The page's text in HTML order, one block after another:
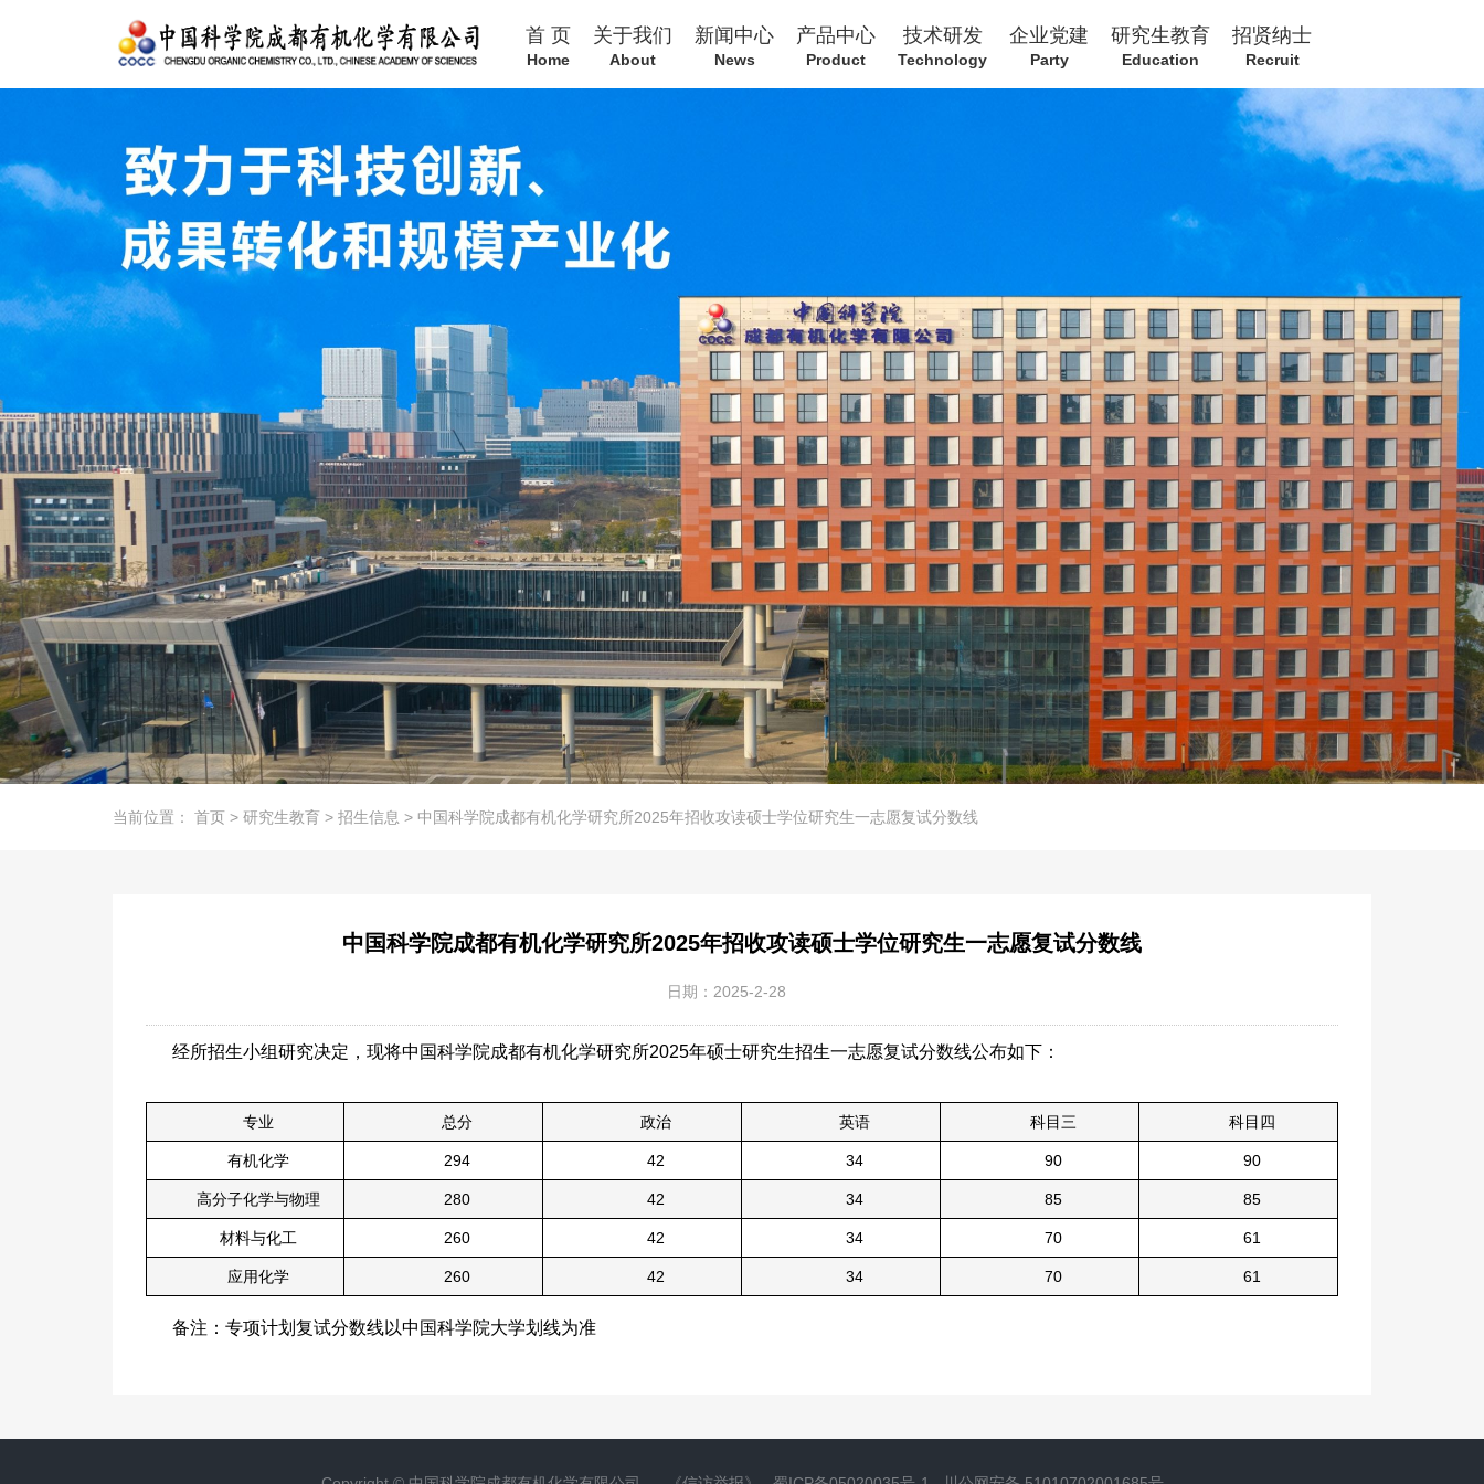
首 页
Home
关于我们
About
新闻中心
News
产品中心
Product
技术研发
Technology
企业党建
Party
研究生教育
Education
招贤纳士
Recruit
当前位置： 首页 > 研究生教育 > 招生信息 > 中国科学院成都有机化学研究所2025年招收攻读硕士学位研究生一志愿复试分数线
中国科学院成都有机化学研究所2025年招收攻读硕士学位研究生一志愿复试分数线
日期：2025-2-28
经所招生小组研究决定，现将中国科学院成都有机化学研究所2025年硕士研究生招生一志愿复试分数线公布如下：
专业 总分 政治 英语 科目三 科目四
有机化学 294 42 34 90 90
高分子化学与物理 280 42 34 85 85
材料与化工 260 42 34 70 61
应用化学 260 42 34 70 61
备注：专项计划复试分数线以中国科学院大学划线为准